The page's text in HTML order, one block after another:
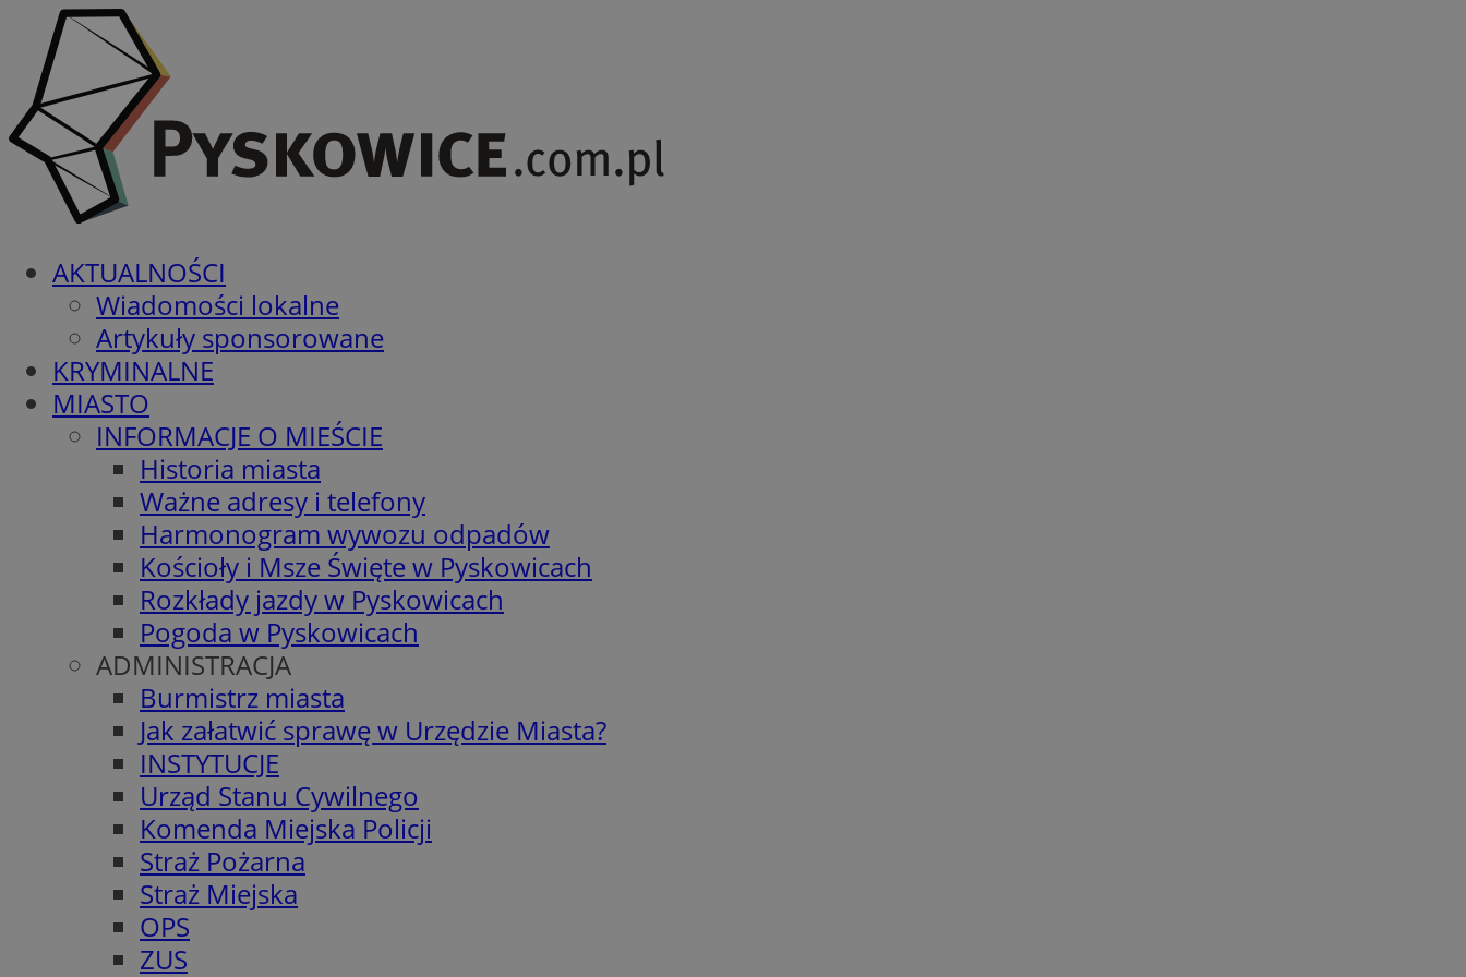
AKTUALNOŚCI
Wiadomości lokalne
Artykuły sponsorowane
KRYMINALNE
MIASTO
INFORMACJE O MIEŚCIE
Historia miasta
Ważne adresy i telefony
Harmonogram wywozu odpadów
Kościoły i Msze Święte w Pyskowicach
Rozkłady jazdy w Pyskowicach
Pogoda w Pyskowicach
ADMINISTRACJA
Burmistrz miasta
Jak załatwić sprawę w Urzędzie Miasta?
INSTYTUCJE
Urząd Stanu Cywilnego
Komenda Miejska Policji
Straż Pożarna
Straż Miejska
OPS
ZUS